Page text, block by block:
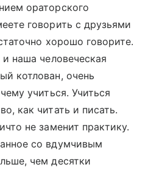
ораторского
говорить с друзьями
хорошо говорите.
наша человеческая
котлован, очень
учиться. Учиться
как читать и писать.
не заменит практику.
со вдумчивым
чем десятки